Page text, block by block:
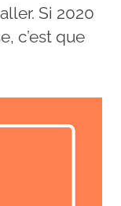
Si 2020
c’est que